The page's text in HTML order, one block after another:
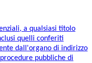
a qualsiasi titolo
quelli conferiti
dall'organo di indirizzo
pubbliche di